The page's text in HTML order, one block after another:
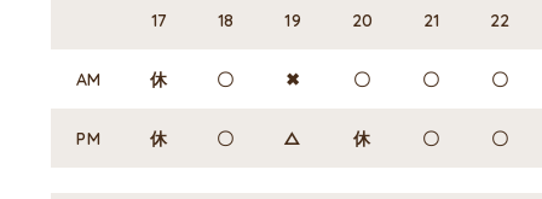
17 18 19 20 21 22
AM 休 〇 ✖ 〇 〇 〇
PM 休 〇 △ 休 〇 〇